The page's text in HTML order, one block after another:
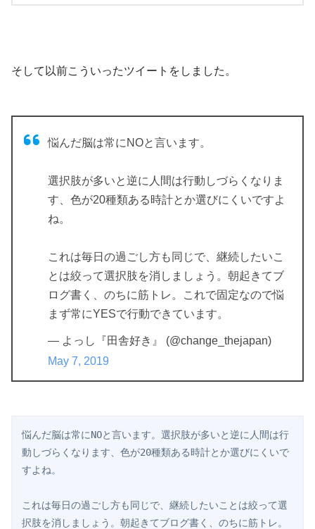
そして以前こういったツイートをしました。
悩んだ脳は常にNOと言います。
選択肢が多いと逆に人間は行動しづらくなりま
す、色が20種類ある時計とか選びにくいですよ
ね。
これは毎日の過ごし方も同じで、継続したいこ
とは絞って選択肢を消しましょう。朝起きてブ
ログ書く、のちに筋トレ。これで固定なので悩
まず常にYESで行動できています。
— よっし『田舎好き』 (@change_thejapan)
May 7, 2019
悩んだ脳は常にNOと言います。選択肢が多いと逆に人間は行
動しづらくなります、色が20種類ある時計とか選びにくいで
すよね。
これは毎日の過ごし方も同じで、継続したいことは絞って選
択肢を消しましょう。朝起きてブログ書く、のちに筋トレ。